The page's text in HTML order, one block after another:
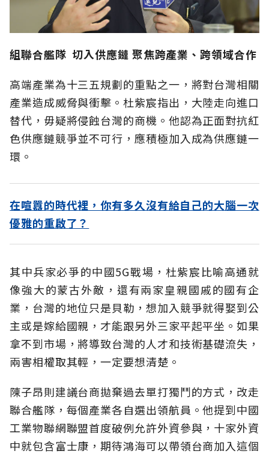
組聯合艦隊 切入供應鏈 聚焦跨產業、跨領域合作
高端產業為十三五規劃的重點之一，將對台灣相關
產業造成威脅與衝擊。杜紫宸指出，大陸走向進口
替代，毋疑將侵蝕台灣的商機。他認為正面對抗紅
色供應鏈競爭並不可行，應積極加入成為供應鏈一
環。
在喧囂的時代裡，你有多久沒有給自己的大腦一次
優雅的重啟了？
其中兵家必爭的中國5G戰場，杜紫宸比喻高通就
像強大的蒙古外敵，還有兩家皇親國戚的國有企
業，台灣的地位只是貝勒，想加入競爭就得娶到公
主或是嫁給國親，才能跟另外三家平起平坐。如果
拿不到市場，將導致台灣的人才和技術基礎流失，
兩害相權取其輕，一定要想清楚。
陳子昂則建議台商拋棄過去單打獨鬥的方式，改走
聯合艦隊，每個產業各自選出領航員。他提到中國
工業物聯網聯盟首度破例允許外資參與，十家外資
中就包含富士康，期待鴻海可以帶領台商加入這個